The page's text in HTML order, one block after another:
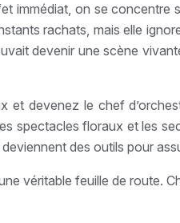
immédiat, on se
rachats, mais elle
devenir une scène
devenez le chef
spectacles floraux et les
des outils pour
véritable feuille de route.